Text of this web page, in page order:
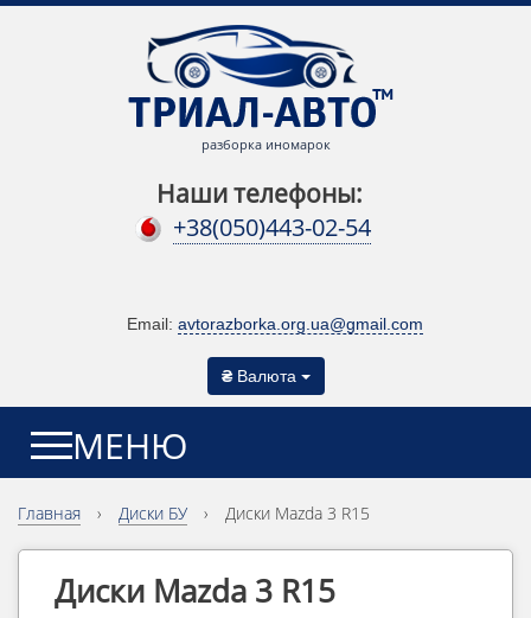
разборка иномарок
Наши телефоны:
+38(050)443-02-54
Email: avtorazborka.org.ua@gmail.com
₴ Валюта
МЕНЮ
Главная › Диски БУ › Диски Mazda 3 R15
Диски Mazda 3 R15